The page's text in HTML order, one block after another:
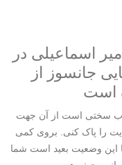
اسماعیلی در
جانسوز از
است
سختی است از آن جهت
را پاک کنی. بروی کمی
این وضعیت بعید است شما